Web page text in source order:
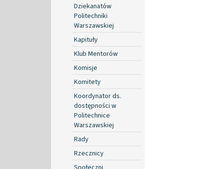
Dziekanatów
Politechniki
Warszawskiej
Kapituły
Klub Mentorów
Komisje
Komitety
Koordynator ds.
dostępności w
Politechnice
Warszawskiej
Rady
Rzecznicy